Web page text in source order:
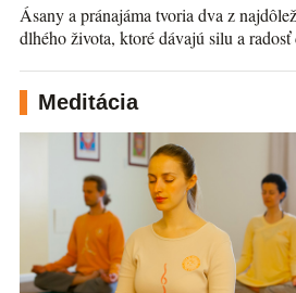
Ásany a pránajáma tvoria dva z
dlhého života, ktoré dávajú silu a radosť
Meditácia